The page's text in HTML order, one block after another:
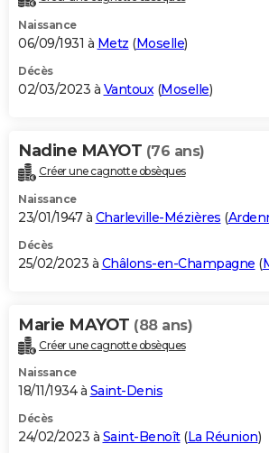
Naissance
06/09/1931 à Metz (Moselle)
Décès
02/03/2023 à Vantoux(Moselle)
Nadine MAYOT (76 ans)
Créer une cagnotte obsèques
Naissance
23/01/1947 à Charleville-Mézières (
Décès
25/02/2023 à Châlons-en-Champagne (
Marie MAYOT (88 ans)
Créer une cagnotte obsèques
Naissance
18/11/1934 à Saint-Denis
Décès
24/02/2023 à Saint-Benoît(La Réunion)